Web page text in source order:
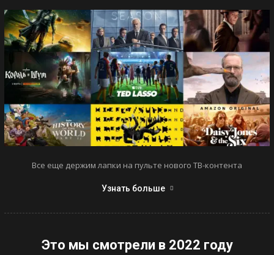
Все еще держим лапки на пульте нового ТВ-контента
Узнать больше
Это мы смотрели в 2022 году